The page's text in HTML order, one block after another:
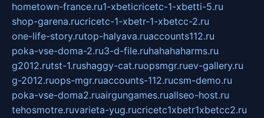
hometown-france.ru1-xbeticricetc-1-xbetti-5.ru
shop-garena.rucricetc-1-xbetr-1-xbetcc-2.ru
one-life-story.rutop-halyava.ruaccounts112.ru
poka-vse-doma-2.ru3-d-file.ruhahahaharms.ru
g2012.rutst-1.rushaggy-cat.ruopsmgr.ruev-gallery.ru
g-2012.ruops-mgr.ruaccounts-112.rucsm-demo.ru
poka-vse-doma2.ruairgungames.ruallseo-host.ru
tehosmotre.ruvarieta-yug.rucricetc1xbetr1xbetcc2.ru